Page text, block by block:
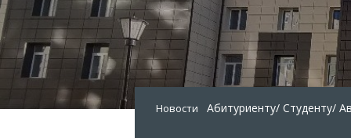
Новости Абитуриенту/ Студенту/